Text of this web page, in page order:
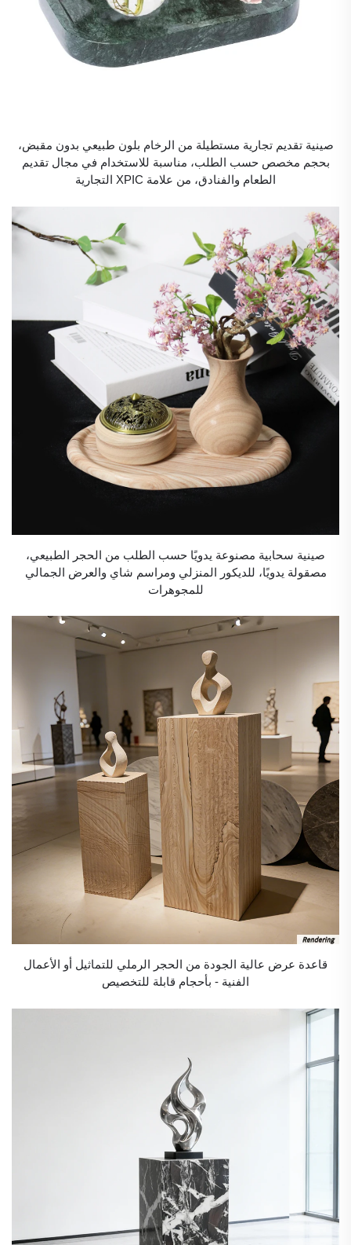
صينية تقديم تجارية مستطيلة من الرخام بلون طبيعي بدون مقبض،
بحجم مخصص حسب الطلب، مناسبة للاستخدام في مجال تقديم
الطعام والفنادق، من علامة XPIC التجارية
صينية سحابية مصنوعة يدويًا حسب الطلب من الحجر الطبيعي،
مصقولة يدويًا، للديكور المنزلي ومراسم شاي والعرض الجمالي
للمجوهرات
قاعدة عرض عالية الجودة من الحجر الرملي للتماثيل أو الأعمال
الفنية - بأحجام قابلة للتخصيص